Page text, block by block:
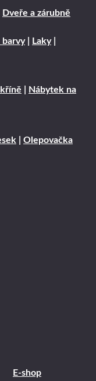
Dveře a zárubně
| Laky|
Nábytek na
Olepovačka
E-shop